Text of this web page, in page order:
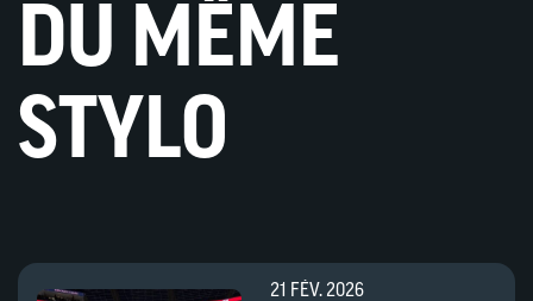
DU MÊME
STYLO
21 FÉV. 2026